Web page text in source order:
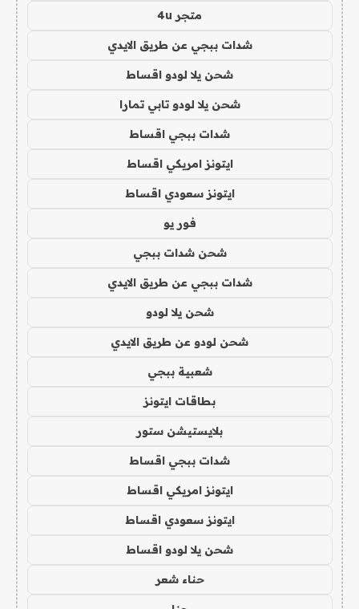
متجر 4u
شدات ببجي عن طريق الايدي
شحن يلا لودو اقساط
شحن يلا لودو تابي تمارا
شدات ببجي اقساط
ايتونز امريكي اقساط
ايتونز سعودي اقساط
فور يو
شحن شدات ببجي
شدات ببجي عن طريق الايدي
شحن يلا لودو
شحن لودو عن طريق الايدي
شعبية ببجي
بطاقات ايتونز
بلايستيشن ستور
شدات ببجي اقساط
ايتونز امريكي اقساط
ايتونز سعودي اقساط
شحن يلا لودو اقساط
حناء شعر